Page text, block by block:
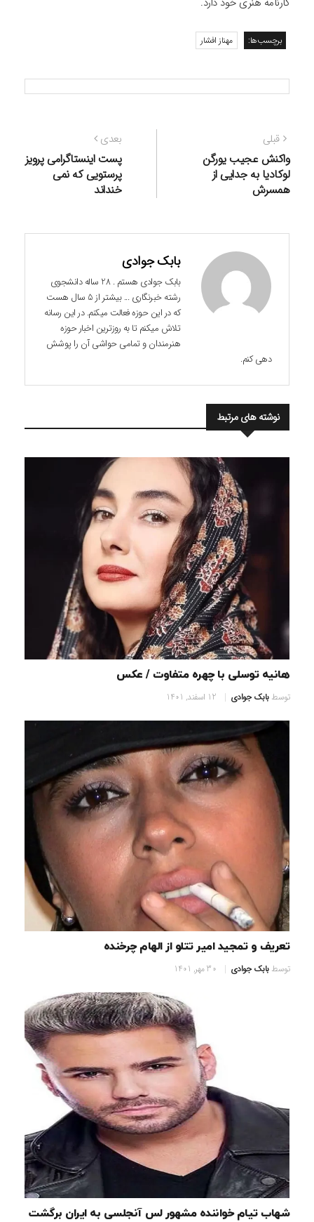
برچسب‌ها: مهناز افشار
راهبری
نوشته
قبلی
قبلی:
واکنش عجیب یورگن
لوکادیا به جدایی از
همسرش
بعدی
بعدی:
پست اینستاگرامی پرویز
پرستویی که نمی
خنداند
بابک جوادی
بابک جوادی هستم . 28 ساله دانشجوی
رشته خبرنگاری ... بیشتر از 5 سال هست
که در این حوزه فعالت میکنم. در این رسانه
تلاش میکنم تا به روزترین اخبار حوزه
هنرمندان و تمامی حواشی آن را پوشش
دهی کنم.
نوشته های مرتبط
هانیه توسلی با چهره متفاوت / عکس
توسطبابک جوادی 12 اسفند, 1401
تعریف و تمجید امیر تتلو از الهام چرخنده
توسطبابک جوادی 30 مهر, 1401
شهاب تیام خواننده مشهور لس آنجلسی به ایران برگشت